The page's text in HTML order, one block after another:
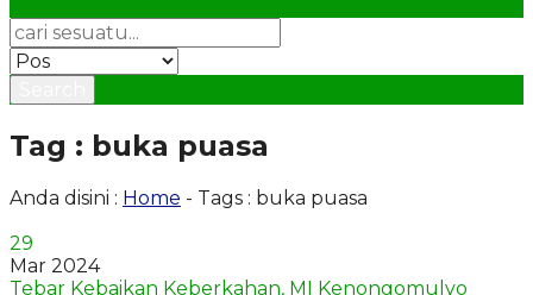
Tag : buka puasa
Anda disini : Home - Tags : buka puasa
29
Mar 2024
Tebar Kebaikan Keberkahan, MI Kenongomulyo